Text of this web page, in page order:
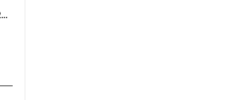
Olej z černého kmínu - Hemani 125ml